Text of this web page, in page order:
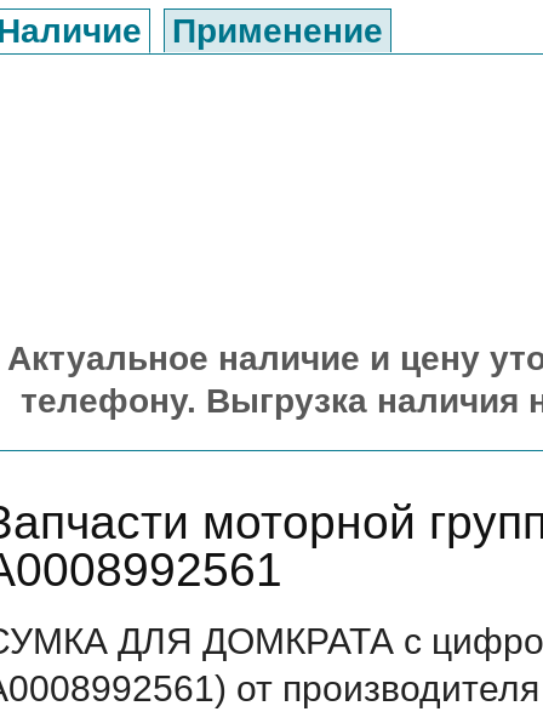
Применение
Актуальное наличие и цену
телефону. Выгрузка наличия
моторной
ДЛЯ ДОМКРАТА с
от